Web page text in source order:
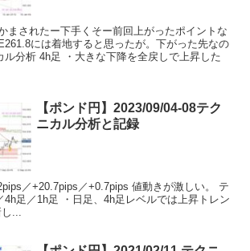
まされたー下手くそー前回上がったポイントな
には着地すると思ったが。下がった先なの
ル分析 4h足 ・大きな下降を全戻しで上昇した
【ポンド円】2023/09/04-08テク
ニカル分析と記録
／+20.7pips／+0.7pips 値動きが激しい。 テ
4h足／1h足 ・日足、4h足レベルでは上昇トレン
し...